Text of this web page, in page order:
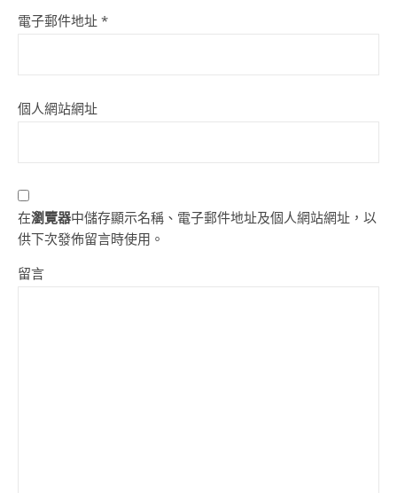
電子郵件地址 *
個人網站網址
在瀏覽器中儲存顯示名稱、電子郵件地址及個人網站網址，以
供下次發佈留言時使用。
留言